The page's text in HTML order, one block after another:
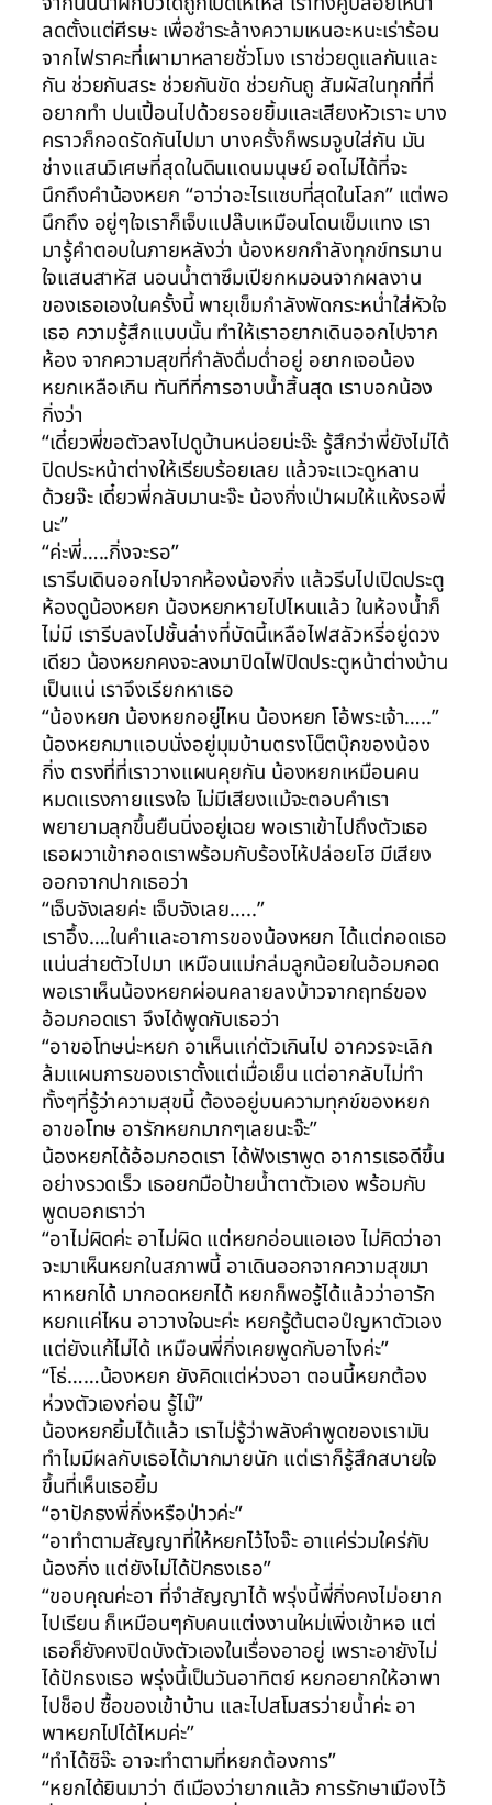
ลดตั้งแต่ศีรษะ เพื่อชำระล้างความเหนอะหนะเร่าร้อน
จากไฟราคะที่เผามาหลายชั่วโมง เราช่วยดูแลกันและ
กัน ช่วยกันสระ ช่วยกันขัด ช่วยกันถู สัมผัสในทุกที่ที่
อยากทำ ปนเปิ้อนไปด้วยรอยยิ้มและเสียงหัวเราะ บาง
คราวก็กอดรัดกันไปมา บางครั้งก็พรมจูบใส่กัน มัน
ช่างแสนวิเศษที่สุดในดินแดนมนุษย์ อดไม่ได้ที่จะ
นึกถึงคำน้องหยก “อาว่าอะไรแซบที่สุดในโลก” แต่พอ
นึกถึง อยู่ๆใจเราก็เจ็บแปล๊บเหมือนโดนเข็มแทง เรา
มารู้คำตอบในภายหลังว่า น้องหยกกำลังทุกข์ทรมาน
ใจแสนสาหัส นอนน้ำตาซึมเปียกหมอนจากผลงาน
ของเธอเองในครั้งนี้ พายุเข็มกำลังพัดกระหน่ำใส่หัวใจ
เธอ ความรู้สึกแบบนั้น ทำให้เราอยากเดินออกไปจาก
ห้อง จากความสุขที่กำลังดื่มด่ำอยู่ อยากเจอน้อง
หยกเหลือเกิน ทันทีที่การอาบน้ำสิ้นสุด เราบอกน้อง
กิ่งว่า
“เดี๋ยวพี่ขอตัวลงไปดูบ้านหน่อยน่ะจ๊ะ รู้สึกว่าพี่ยังไม่ได้
ปิดประหน้าต่างให้เรียบร้อยเลย แล้วจะแวะดูหลาน
ด้วยจ๊ะ เดี๋ยวพี่กลับมานะจ๊ะ น้องกิ่งเป่าผมให้แห้งรอพี่
นะ”
“ค่ะพี่…..กิ่งจะรอ”
เรารีบเดินออกไปจากห้องน้องกิ่ง แล้วรีบไปเปิดประตู
ห้องดูน้องหยก น้องหยกหายไปไหนแล้ว ในห้องน้ำก็
ไม่มี เรารีบลงไปชั้นล่างที่บัดนี้เหลือไฟสลัวหรี่อยู่ดวง
เดียว น้องหยกคงจะลงมาปิดไฟปิดประตูหน้าต่างบ้าน
เป็นแน่ เราจึงเรียกหาเธอ
“น้องหยก น้องหยกอยู่ไหน น้องหยก โอ้พระเจ้า…..”
น้องหยกมาแอบนั่งอยู่มุมบ้านตรงโน็ตบุ๊กของน้อง
กิ่ง ตรงที่ที่เราวางแผนคุยกัน น้องหยกเหมือนคน
หมดแรงกายแรงใจ ไม่มีเสียงแม้จะตอบคำเรา
พยายามลุกขึ้นยืนนิ่งอยู่เฉย พอเราเข้าไปถึงตัวเธอ
เธอผวาเข้ากอดเราพร้อมกับร้องไห้ปล่อยโฮ มีเสียง
ออกจากปากเธอว่า
“เจ็บจังเลยค่ะ เจ็บจังเลย…..”
เราอึ้ง….ในคำและอาการของน้องหยก ได้แต่กอดเธอ
แน่นส่ายตัวไปมา เหมือนแม่กล่มลูกน้อยในอ้อมกอด
พอเราเห็นน้องหยกผ่อนคลายลงบ้าวจากฤทธ์ของ
อ้อมกอดเรา จึงได้พูดกับเธอว่า
“อาขอโทษน่ะหยก อาเห็นแก่ตัวเกินไป อาควรจะเลิก
ล้มแผนการของเราตั้งแต่เมื่อเย็น แต่อากลับไม่ทำ
ทั้งๆที่รู้ว่าความสุขนี้ ต้องอยู่บนความทุกข์ของหยก
อาขอโทษ อารักหยกมากๆเลยนะจ๊ะ”
น้องหยกได้อ้อมกอดเรา ได้ฟังเราพูด อาการเธอดีขึ้น
อย่างรวดเร็ว เธอยกมือป้ายน้ำตาตัวเอง พร้อมกับ
พูดบอกเราว่า
“อาไม่ผิดค่ะ อาไม่ผิด แต่หยกอ่อนแอเอง ไม่คิดว่าอา
จะมาเห็นหยกในสภาพนี้ อาเดินออกจากความสุขมา
หาหยกได้ มากอดหยกได้ หยกก็พอรู้ได้แล้วว่าอารัก
หยกแค่ไหน อาวางใจนะค่ะ หยกรู้ต้นตอปํญหาตัวเอง
แต่ยังแก้ไม่ได้ เหมือนพี่กิ่งเคยพูดกับอาไงค่ะ”
“โธ่……น้องหยก ยังคิดแต่ห่วงอา ตอนนี้หยกต้อง
ห่วงตัวเองก่อน รู้ไม๊”
น้องหยกยิ้มได้แล้ว เราไม่รู้ว่าพลังคำพูดของเรามัน
ทำไมมีผลกับเธอได้มากมายนัก แต่เราก็รู้สึกสบายใจ
ขึ้นที่เห็นเธอยิ้ม
“อาปักธงพี่กิ่งหรือป่าวค่ะ”
“อาทำตามสัญญาที่ให้หยกไว้ไงจ๊ะ อาแค่ร่วมใคร่กับ
น้องกิ่ง แต่ยังไม่ได้ปักธงเธอ”
“ขอบคุณค่ะอา ที่จำสัญญาได้ พรุ่งนี้พี่กิ่งคงไม่อยาก
ไปเรียน ก็เหมือนๆกับคนแต่งงานใหม่เพิ่งเข้าหอ แต่
เธอก็ยังคงปิดบังตัวเองในเรื่องอาอยู่ เพราะอายังไม่
ได้ปักธงเธอ พรุ่งนี้เป็นวันอาทิตย์ หยกอยากให้อาพา
ไปช็อป ซื้อของเข้าบ้าน และไปสโมสรว่ายน้ำค่ะ อา
พาหยกไปได้ไหมค่ะ”
“ทำได้ซิจ๊ะ อาจะทำตามที่หยกต้องการ”
“หยกได้ยินมาว่า ตีเมืองว่ายากแล้ว การรักษาเมืองไว้